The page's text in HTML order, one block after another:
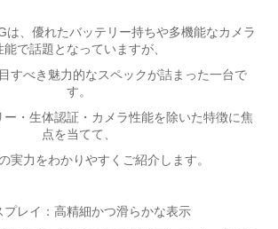
は、優れたバッテリー持ちや多機能なカメラ
能で話題となっていますが、
すべき魅力的なスペックが詰まった一台で
す。
・生体認証・カメラ性能を除いた特徴に焦
点を当てて、
実力をわかりやすくご紹介します。
プレイ：高精細かつ滑らかな表示